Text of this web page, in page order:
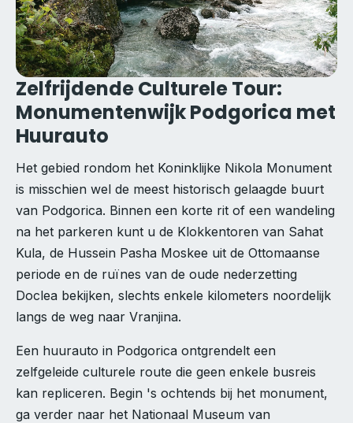
Zelfrijdende Culturele Tour:
Monumentenwijk Podgorica met
Huurauto
Het gebied rondom het Koninklijke Nikola Monument
is misschien wel de meest historisch gelaagde buurt
van Podgorica. Binnen een korte rit of een wandeling
na het parkeren kunt u de Klokkentoren van Sahat
Kula, de Hussein Pasha Moskee uit de Ottomaanse
periode en de ruïnes van de oude nederzetting
Doclea bekijken, slechts enkele kilometers noordelijk
langs de weg naar Vranjina.
Een huurauto in Podgorica ontgrendelt een
zelfgeleide culturele route die geen enkele busreis
kan repliceren. Begin 's ochtends bij het monument,
ga verder naar het Nationaal Museum van